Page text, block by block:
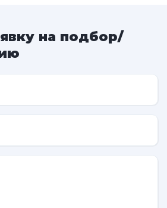
на подбор/